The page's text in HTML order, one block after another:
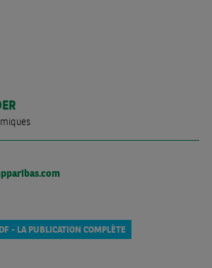
- LA PUBLICATION COMPLÈTE